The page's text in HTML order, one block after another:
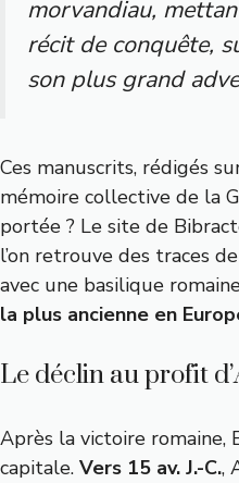
morvandiau,
récit de conquête,
son plus grand
Ces manuscrits, rédigés
mémoire collective de la
portée ? Le site de
l’on retrouve des traces
avec une basilique
la plus ancienne en
Le déclin au profit
Après la victoire romaine,
capitale. Vers 15 av. J.-C.,